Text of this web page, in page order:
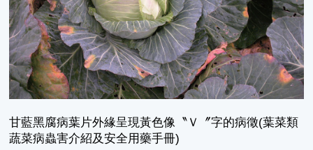
甘藍黑腐病葉片外緣呈現黃色像〝Ｖ〞字的病徵(葉菜類
蔬菜病蟲害介紹及安全用藥手冊)